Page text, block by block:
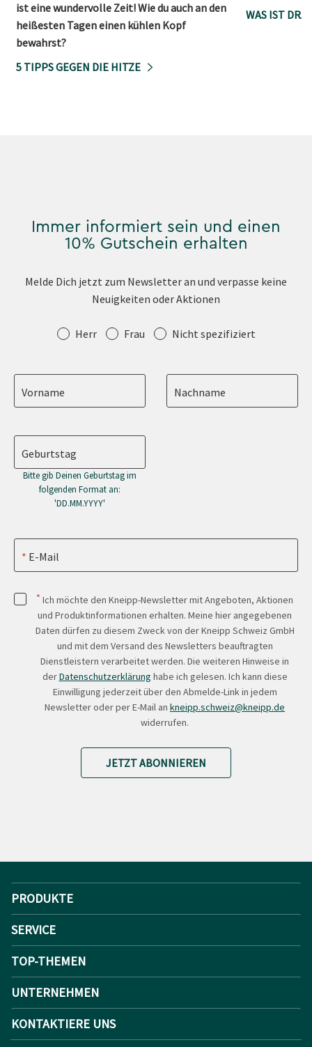
ist eine wundervolle Zeit! Wie du auch an den
heißesten Tagen einen kühlen Kopf
bewahrst?
5 TIPPS GEGEN DIE HITZE
WAS IST
Immer informiert sein und einen
10% Gutschein erhalten
Melde Dich jetzt zum Newsletter an und verpasse keine
Neuigkeiten oder Aktionen
Anrede Herr Frau Nicht spezifiziert
Vorname Nachname
Geburtstag
Bitte gib Deinen Geburtstag im
folgenden Format an:
'DD.MM.YYYY'
E-Mail
* Ich möchte den Kneipp-Newsletter mit Angeboten, Aktionen
und Produktinformationen erhalten. Meine hier angegebenen
Daten dürfen zu diesem Zweck von der Kneipp Schweiz GmbH
und mit dem Versand des Newsletters beauftragten
Dienstleistern verarbeitet werden. Die weiteren Hinweise in
derDatenschutzerklärung habe ich gelesen. Ich kann diese
Einwilligung jederzeit über den Abmelde-Link in jedem
Newsletter oder per E-Mail an kneipp.schweiz@kneipp.de
widerrufen.
JETZT ABONNIEREN
PRODUKTE
SERVICE
TOP-THEMEN
UNTERNEHMEN
KONTAKTIERE UNS